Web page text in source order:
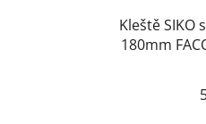
Kleště SIKO
180mm